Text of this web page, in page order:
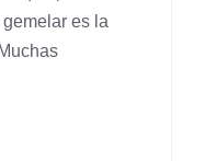
es la